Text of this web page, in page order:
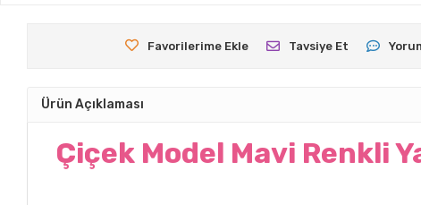
Favorilerime Ekle Tavsiye Et
Ürün Açıklaması
Çiçek Model Mavi Renkli